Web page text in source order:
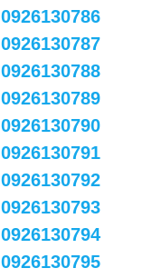
0926130786
0926130787
0926130788
0926130789
0926130790
0926130791
0926130792
0926130793
0926130794
0926130795